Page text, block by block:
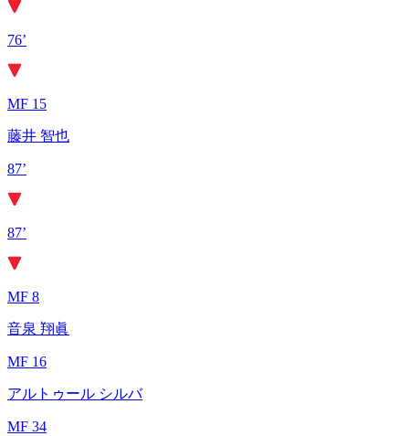
76’
MF 15
藤井 智也
87’
87’
MF 8
音泉 翔眞
MF 16
アルトゥール シルバ
MF 34